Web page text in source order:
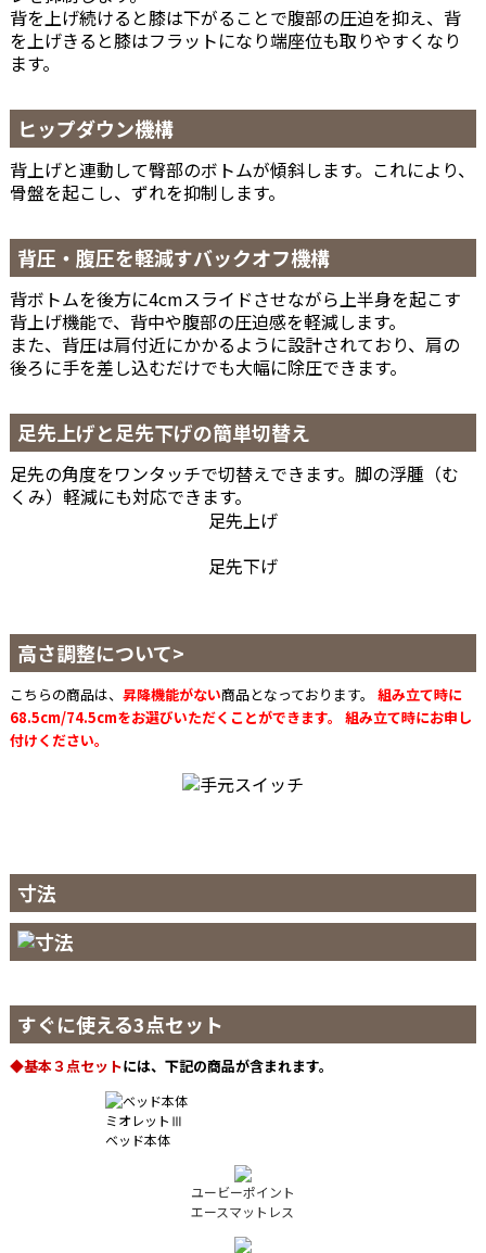
背を上げ続けると膝は下がることで腹部の圧迫を抑え、背
を上げきると膝はフラットになり端座位も取りやすくなり
ます。
ヒップダウン機構
背上げと連動して臀部のボトムが傾斜します。これにより、
骨盤を起こし、ずれを抑制します。
背圧・腹圧を軽減すバックオフ機構
背ボトムを後方に4cmスライドさせながら上半身を起こす
背上げ機能で、背中や腹部の圧迫感を軽減します。
また、背圧は肩付近にかかるように設計されており、肩の
後ろに手を差し込むだけでも大幅に除圧できます。
足先上げと足先下げの簡単切替え
足先の角度をワンタッチで切替えできます。脚の浮腫（む
くみ）軽減にも対応できます。
足先上げ
足先下げ
高さ調整について>
こちらの商品は、 昇降機能がない商品となっております。 組み立て時に
68.5cm/74.5cmをお選びいただくことができます。 組み立て時にお申し
付けください。
寸法
すぐに使える3点セット
◆基本３点セットには、下記の商品が含まれます。
ミオレットⅢ
ベッド本体
ユービーポイント
エースマットレス